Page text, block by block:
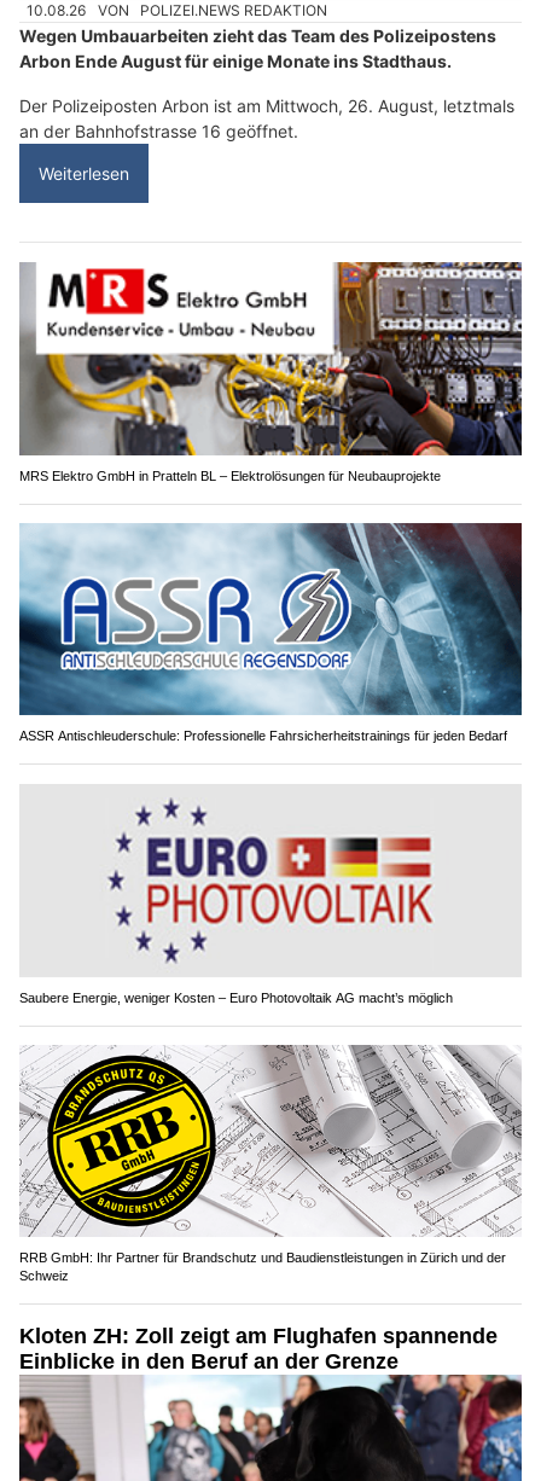
10.08.26 VON POLIZEI.NEWS REDAKTION
Wegen Umbauarbeiten zieht das Team des Polizeipostens
Arbon Ende August für einige Monate ins Stadthaus.
Der Polizeiposten Arbon ist am Mittwoch, 26. August, letztmals
an der Bahnhofstrasse 16 geöffnet.
Weiterlesen
MRS Elektro GmbH in Pratteln BL – Elektrolösungen für Neubauprojekte
ASSR Antischleuderschule: Professionelle Fahrsicherheitstrainings für jeden Bedarf
Saubere Energie, weniger Kosten – Euro Photovoltaik AG macht’s möglich
RRB GmbH: Ihr Partner für Brandschutz und Baudienstleistungen in Zürich und der
Schweiz
Kloten ZH: Zoll zeigt am Flughafen spannende
Einblicke in den Beruf an der Grenze